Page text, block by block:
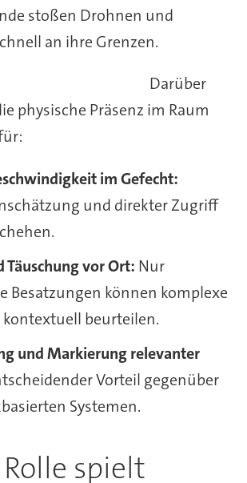
stoßen Drohnen und
an ihre Grenzen.
Darüber
physische Präsenz im Raum
im Gefecht:
und direkter Zugriff
Täuschung vor Ort: Nur
Besatzungen können komplexe
beurteilen.
und Markierung relevanter
Vorteil gegenüber
Systemen.
spielt